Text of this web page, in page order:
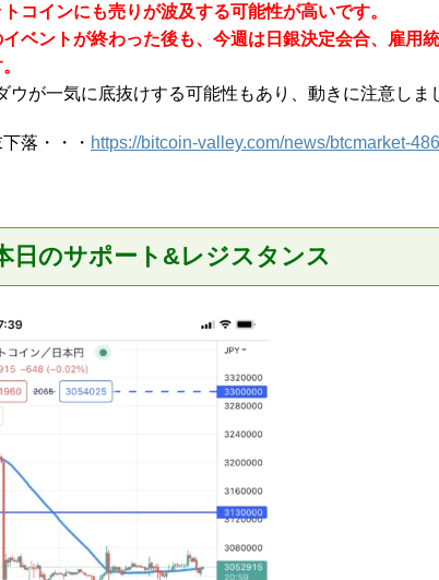
トコインにも売りが波及する可能性が高いです。
イベントが終わった後も、今週は日銀決定会合、雇用
ウが一気に底抜けする可能性もあり、動きに注意しま
落・・・ https://bitcoin-valley.com/news/btcmarket-
日のサポート&レジスタンス